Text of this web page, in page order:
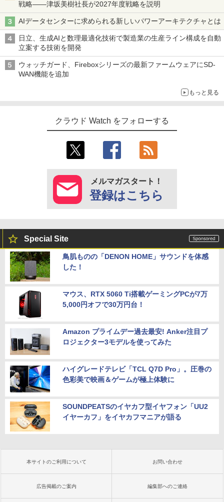
戦略――津坂美樹社長が2027年度戦略を説明
AIデータセンターに求められる新しいパワーアーキテクチャとは
日立、生成AIと数理最適化技術で製造業の生産ライン構成を自動
立案する技術を開発
ウォッチガード、Fireboxシリーズの最新ファームウェアにSD-
WAN機能を追加
もっと見る
クラウド Watch をフォローする
メルマガスタート！
登録はこちら
Special Site
鳥肌ものの「DENON HOME」サウンドを体感
した！
マウス、RTX 5060 Ti搭載ゲーミングPCが7万
5,000円オフで30万円台！
Amazon プライムデー過去最安! Anker注目プ
ロジェクター3モデルを使ってみた
ハイグレードテレビ「TCL Q7D Pro」。圧巻の
色彩美で映画＆ゲームが極上体験に
SOUNDPEATSのイヤカフ型イヤフォン「UU2
イヤーカフ」をイヤカフマニアが語る
本サイトのご利用について お問い合わせ
広告掲載のご案内 編集部へのご連絡